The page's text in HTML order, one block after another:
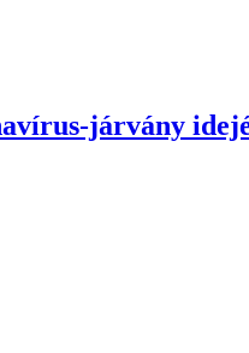
járvány